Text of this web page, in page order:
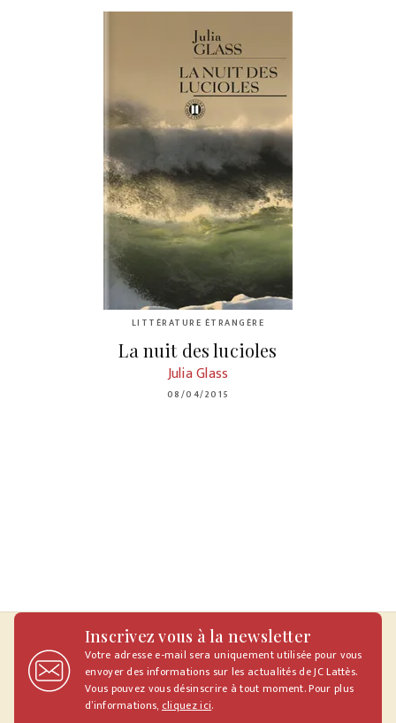
LITTÉRATURE ÉTRANGÈRE
La nuit des lucioles
Julia Glass
08/04/2015
Inscrivez vous à la newsletter
Votre adresse e-mail sera uniquement utilisée pour vous
envoyer des informations sur les actualités de JC Lattès.
Vous pouvez vous désinscrire à tout moment. Pour plus
d’informations,cliquez ici.